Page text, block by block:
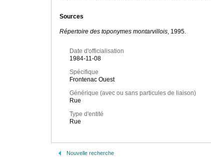
Sources
Répertoire des toponymes montarvillois, 1995.
Date d'officialisation
1984-11-08
Spécifique
Frontenac Ouest
Générique (avec ou sans particules de liaison)
Rue
Type d'entité
Rue
Nouvelle recherche